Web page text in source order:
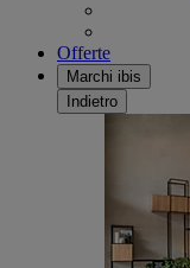
Offerte
Marchi ibis
Indietro